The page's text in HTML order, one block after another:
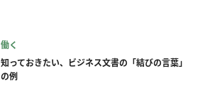
働く
知っておきたい、ビジネス文書の「結びの言葉」
の例